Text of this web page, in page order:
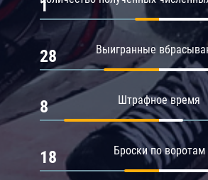
1
Выигранные
28
Штрафное время
8
Броски по воротам
18